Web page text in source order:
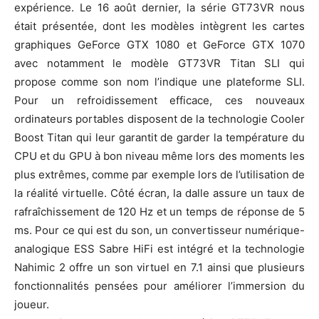
expérience. Le 16 août dernier, la série GT73VR nous
était présentée, dont les modèles intègrent les cartes
graphiques GeForce GTX 1080 et GeForce GTX 1070
avec notamment le modèle GT73VR Titan SLI qui
propose comme son nom l’indique une plateforme SLI.
Pour un refroidissement efficace, ces nouveaux
ordinateurs portables disposent de la technologie Cooler
Boost Titan qui leur garantit de garder la température du
CPU et du GPU à bon niveau même lors des moments les
plus extrêmes, comme par exemple lors de l’utilisation de
la réalité virtuelle. Côté écran, la dalle assure un taux de
rafraîchissement de 120 Hz et un temps de réponse de 5
ms. Pour ce qui est du son, un convertisseur numérique-
analogique ESS Sabre HiFi est intégré et la technologie
Nahimic 2 offre un son virtuel en 7.1 ainsi que plusieurs
fonctionnalités pensées pour améliorer l’immersion du
joueur.